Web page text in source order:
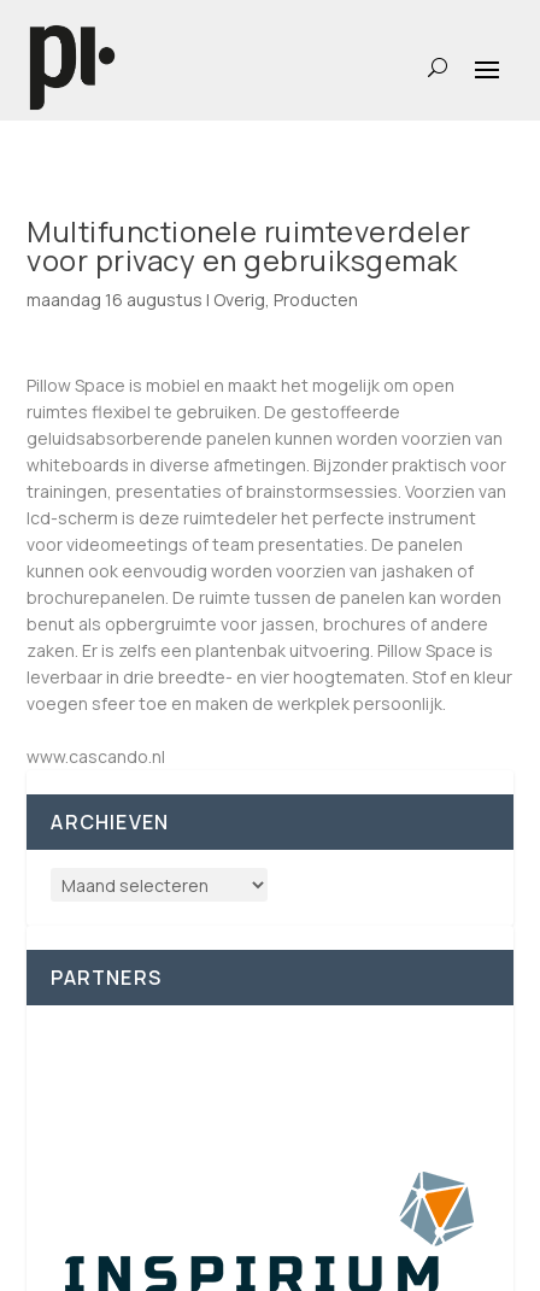
Multifunctionele ruimteverdeler
voor privacy en gebruiksgemak
maandag 16 augustus | Overig, Producten
Pillow Space is mobiel en maakt het mogelijk om open
ruimtes flexibel te gebruiken. De gestoffeerde
geluidsabsorberende panelen kunnen worden voorzien van
whiteboards in diverse afmetingen. Bijzonder praktisch voor
trainingen, presentaties of brainstormsessies. Voorzien van
lcd-scherm is deze ruimtedeler het perfecte instrument
voor videomeetings of team presentaties. De panelen
kunnen ook eenvoudig worden voorzien van jashaken of
brochurepanelen. De ruimte tussen de panelen kan worden
benut als opbergruimte voor jassen, brochures of andere
zaken. Er is zelfs een plantenbak uitvoering. Pillow Space is
leverbaar in drie breedte- en vier hoogtematen. Stof en kleur
voegen sfeer toe en maken de werkplek persoonlijk.
www.cascando.nl
ARCHIEVEN
PARTNERS